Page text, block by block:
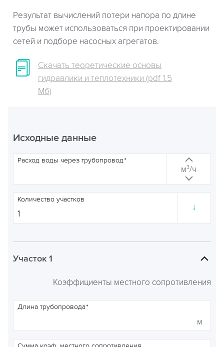
Результат вычислений потери напора по длине
трубы может использоваться при проектировании
сетей и подборе насосных агрегатов.
Скачать теоретические основы
гидравлики и теплотехники (pdf 1.5
Мб)
Исходные данные
Расход воды через трубопровод
м3/ч
↓
Количество участков
Участок 1
Коэффициенты местного сопротивления
Длина трубопровода
м